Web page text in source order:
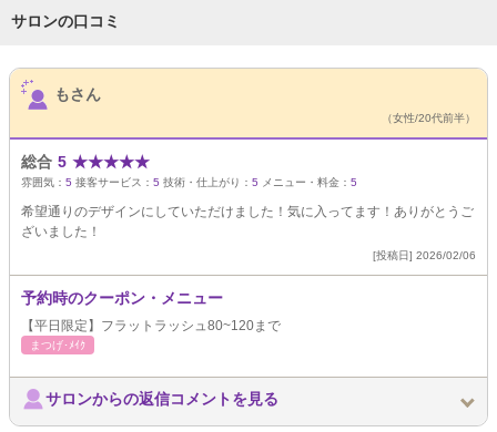
サロンの口コミ
サロンPick Up
もさん
（女性/20代前半）
総合 5 ★★★★★
雰囲気： 5 接客サービス： 5 技術・仕上がり： 5 メニュー・料金： 5
希望通りのデザインにしていただけました！気に入ってます！ありがとうご
ざいました！
[投稿日] 2026/02/06
予約時のクーポン・メニュー
【平日限定】フラットラッシュ80~120まで
まつげ･ﾒｲｸ
サロンからの返信コメントを見る